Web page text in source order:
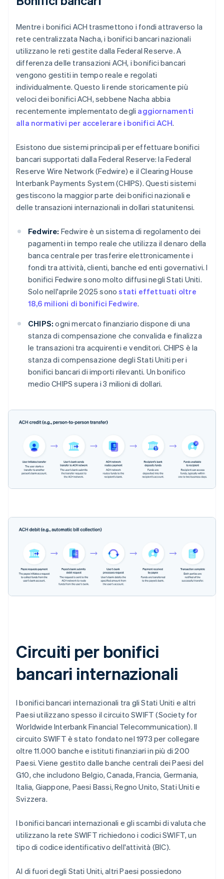
Mentre i bonifici ACH trasmettono i fondi attraverso la
rete centralizzata Nacha, i bonifici bancari nazionali
utilizzano le reti gestite dalla Federal Reserve. A
differenza delle transazioni ACH, i bonifici bancari
vengono gestiti in tempo reale e regolati
individualmente. Questo li rende storicamente più
veloci dei bonifici ACH, sebbene Nacha abbia
recentemente implementato degli aggiornamenti
alla normativi per accelerare i bonifici ACH.
Esistono due sistemi principali per effettuare bonifici
bancari supportati dalla Federal Reserve: la Federal
Reserve Wire Network (Fedwire) e il Clearing House
Interbank Payments System (CHIPS). Questi sistemi
gestiscono la maggior parte dei bonifici nazionali e
delle transazioni internazionali in dollari statunitensi.
Fedwire: Fedwire è un sistema di regolamento dei
pagamenti in tempo reale che utilizza il denaro della
banca centrale per trasferire elettronicamente i
fondi tra attività, clienti, banche ed enti governativi. I
bonifici Fedwire sono molto diffusi negli Stati Uniti.
Solo nell'aprile 2025 sonostati effettuati oltre
18,6 milioni di bonifici Fedwire.
CHIPS: ogni mercato finanziario dispone di una
stanza di compensazione che convalida e finalizza
le transazioni tra acquirenti e venditori. CHIPS è la
stanza di compensazione degli Stati Uniti per i
bonifici bancari di importi rilevanti. Un bonifico
medio CHIPS supera i 3 milioni di dollari.
Circuiti per bonifici
bancari internazionali
I bonifici bancari internazionali tra gli Stati Uniti e altri
Paesi utilizzano spesso il circuito SWIFT (Society for
Worldwide Interbank Financial Telecommunication). Il
circuito SWIFT è stato fondato nel 1973 per collegare
oltre 11.000 banche e istituti finanziari in più di 200
Paesi. Viene gestito dalle banche centrali dei Paesi del
G10, che includono Belgio, Canada, Francia, Germania,
Italia, Giappone, Paesi Bassi, Regno Unito, Stati Uniti e
Svizzera.
I bonifici bancari internazionali e gli scambi di valuta che
utilizzano la rete SWIFT richiedono i codici SWIFT, un
tipo di codice identificativo dell'attività (BIC).
Al di fuori degli Stati Uniti, altri Paesi possiedono